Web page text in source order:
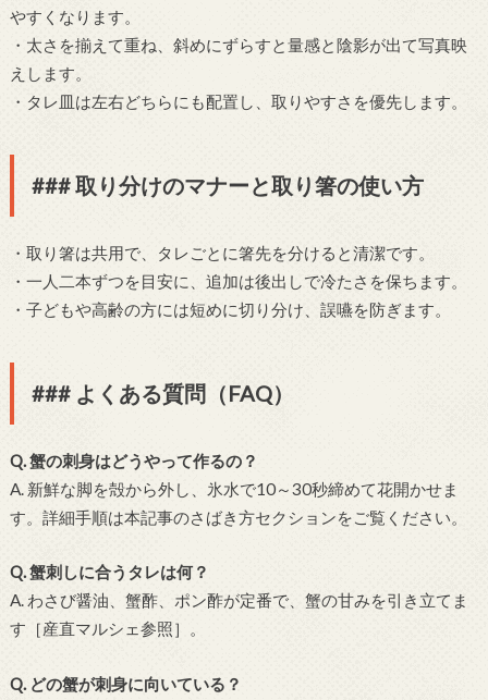
やすくなります。
・太さを揃えて重ね、斜めにずらすと量感と陰影が出て写真映
えします。
・タレ皿は左右どちらにも配置し、取りやすさを優先します。
### 取り分けのマナーと取り箸の使い方
・取り箸は共用で、タレごとに箸先を分けると清潔です。
・一人二本ずつを目安に、追加は後出しで冷たさを保ちます。
・子どもや高齢の方には短めに切り分け、誤嚥を防ぎます。
### よくある質問（FAQ）
Q. 蟹の刺身はどうやって作るの？
A. 新鮮な脚を殻から外し、氷水で10～30秒締めて花開かせま
す。詳細手順は本記事のさばき方セクションをご覧ください。
Q. 蟹刺しに合うタレは何？
A. わさび醤油、蟹酢、ポン酢が定番で、蟹の甘みを引き立てま
す［産直マルシェ参照］。
Q. どの蟹が刺身に向いている？